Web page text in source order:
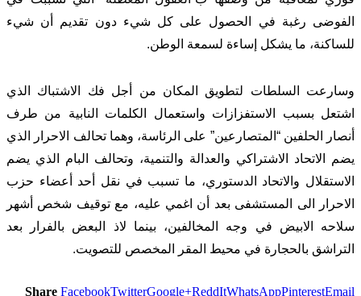
الفوضى رغبة في الحصول على كل شيء دون تقديم أن شيء
للساكنة، ما يشكل إساءة لسمعة الوطن.
وسارعت السلطات لتطويق المكان من أجل فك الاشتباك الذي
اشتعل بسبب الاستفزازات واستعمال الكلمات النابية من طرف
أنصار الحلفين “المتصارعين” على الرئاسة، وهما تحالف الاحرار الذي
يضم الاتحاد الاشتراكي والعدالة والتنمية، وتحالف البام الذي يضم
الاستقلال والاتحاد الدستوري، ما تسبب في نقل أحد أعضاء حزب
الاحرار الى المستشفى بعد أن اغمي عليه، مع توقيف شخص أشهر
سلاحه الابيض في وجه المخالفين، بينما لاذ البعض بالفرار بعد
التراشق بالحجارة في محيط المقر المخصص للتصويت.
Share FacebookTwitterGoogle+ReddItWhatsAppPinterestEmail